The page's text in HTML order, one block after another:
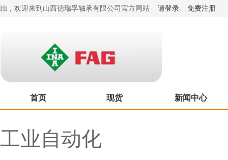
Hi，欢迎来到山西德瑞孚轴承有限公司官方网站 请登录 免费注册
首页 现货 新闻中心
工业自动化